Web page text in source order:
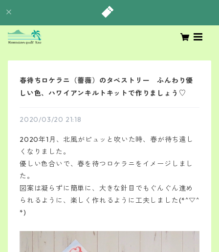
春待ちロケラニ（薔薇）のタペストリー ふんわり優
しい色、ハワイアンキルトキットで作りましょう♡
2020/03/20 21:18
2020年1月、北風がピュッと吹いた時、春が待ち遠し
くなりました。
優しい色合いで、春を待つロケラニをイメージしまし
た。
図案は凝らずに簡単に、大きな針目でもぐんぐん進め
られるように、楽しく作れるように工夫しました(*^▽^
*)